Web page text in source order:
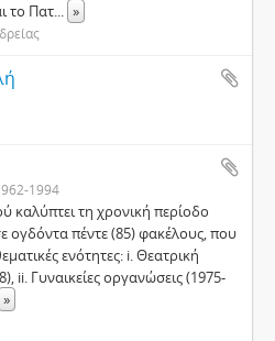
το Πατ... »
1994
καλύπτει τη χρονική περίοδο
ογδόντα πέντε (85) φακέλους, που
ενότητες: i. Θεατρική
ii. Γυναικείες οργανώσεις (1975-
»